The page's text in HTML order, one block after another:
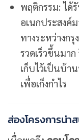
พฤติกรรม: ได้
อเนกประสงค์
ทางระหว่างก
รวดเร็วขึ้นมา
เก็บไว้เป็นบ้า
เพื่อเก็งกำไร
ส่องโครงการน่า